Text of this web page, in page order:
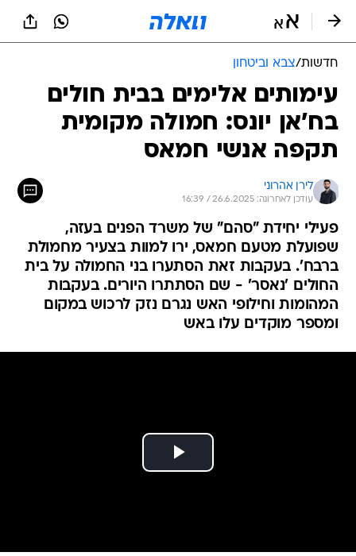
חדשות/צבא וביטחון
עימותים אלימים בבית חולים
בח'אן יונס: חמולה מקומית
תקפה אנשי חמאס
לירן אהרוני
עודכן לאחרונה: 26.6.2025 / 16:39
פעילי יחידת "סהם" של משרד הפנים בעזה,
שפועלת מטעם חמאס, ירו למוות בצעיר מחמולת
ברבח'. בעקבות זאת הסתערו בני החמולה על בית
החולים 'נאסר' - שם הסתתרו היורים. בעקבות
המהומות וחילופי האש נגרם נזק לרכוש במקום
ומספר מוקדים עלו באש